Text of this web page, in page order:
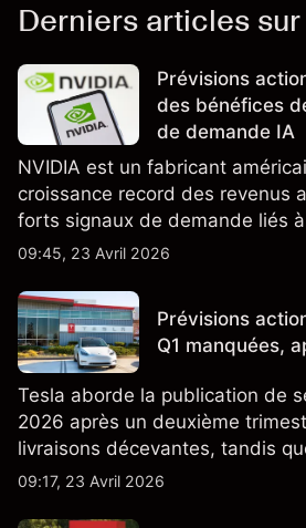
Derniers articles
Prévisions
des bénéfices
de demande IA
NVIDIA est un fabricant
croissance record des revenus
forts signaux de demande liés
partenaires clés de la chaîne
passées ne préjugent pas des
09:45, 23 Avril 2026
Prévisions
Q1 manquées,
Tesla aborde la publication de
2026 après un deuxième
livraisons décevantes, tandis
Californie d'un programme V2G
09:17, 23 Avril 2026